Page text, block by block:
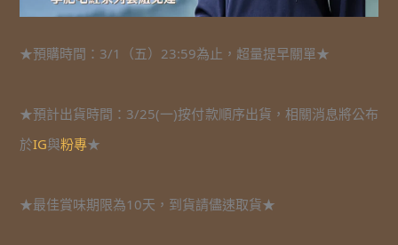
★預購時間：3/1（五）23:59為止，超量提早關單★
★預計出貨時間：3/25(一)按付款順序出貨，相關消息將公布
於IG與粉專★
★最佳賞味期限為10天，到貨請儘速取貨★